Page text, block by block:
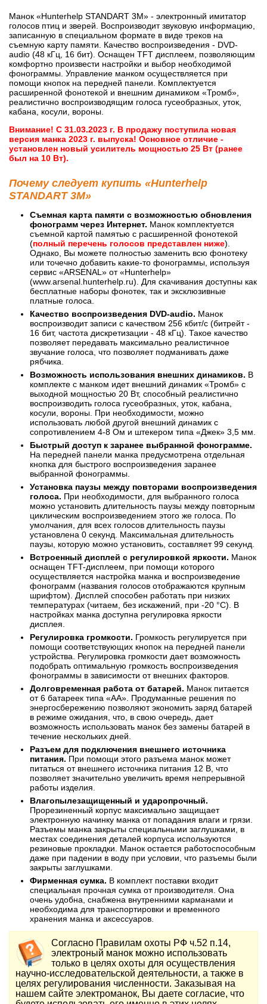
Манок «Hunterhelp STANDART 3M» - электронный имитатор
голосов птиц и зверей. Воспроизводит звуковую информацию,
записанную в специальном формате в виде треков на
съемную карту памяти. Качество воспроизведения - DVD-
audio (48 кГц, 16 бит). Оснащен TFT дисплеем, позволяющим
комфортно произвести настройки и выбор необходимой
фонограммы. Управление манком осуществляется при
помощи кнопок на передней панели. Комплектуется
расширенной фонотекой и внешним динамиком «Тромб»,
реалистично воспроизводящим голоса гусеобразных, уток,
кабана, косули, вороны.
Внимание! С 31.03.2023 г. В продажу поступила новая
версия манка 2023 г. выпуска! Основное отличие -
установлен новый усилитель мощностью 25 Вт (ранее
был на 10 Вт).
Почему следует купить «Hunterhelp
STANDART 3M»
Съемная карта памяти с возможностью обновления
фонограмм через Интернет. Манок комплектуется
съемной картой памятью с расширенной фонотекой
(полный перечень голосов представлен ниже).
Однако, Вы можете полностью заменить всю фонотеку
или точечно добавить какие-то фонограммы, используя
сервис «АRSENAL» от «Hunterhelp»
(www.arsenal.hunterhelp.ru). Для скачивания доступны как
бесплатные наборы фонотек, так и эксклюзивные
платные голоса.
Качество воспроизведения DVD-audio. Манок
воспроизводит записи с качеством 256 кбит/с (битрейт -
16 бит, частота дискретизации - 48 кГц). Такое качество
позволяет передавать максимально реалистичное
звучание голоса, что позволяет подманивать даже
рябчика.
Возможность использования внешних динамиков. В
комплекте с манком идет внешний динамик «Тромб» с
выходной мощностью 20 Вт, способный реалистично
воспроизводить голоса гусеобразных, уток, кабана,
косули, вороны. При необходимости, можно
использовать любой другой внешний динамик с
сопротивлением 4-8 Ом и штекером типа «Джек» 3,5 мм.
Быстрый доступ к заранее выбранной фонограмме.
На передней панели манка предусмотрена отдельная
кнопка для быстрого воспроизведения заранее
выбранной фонограммы.
Установка паузы между повторами воспроизведения
голоса. При необходимости, для выбранного голоса
можно установить длительность паузы между повторным
циклическим воспроизведением этого же голоса. По
умолчания, для всех голосов длительность паузы
установлена 0 секунд. Максимальная длительность
паузы, которую можно установить, составляет 99 секунд.
Встроенный дисплей с регулировкой яркости. Манок
оснащен TFT-дисплеем, при помощи которого
осуществляется настройка манка и воспроизведение
фонограмм (названия голосов отображаются крупным
шрифтом). Дисплей способен работать при низких
температурах (читаем, без искажений, при -20 °С). В
настройках манка доступна регулировка яркости
дисплея.
Регулировка громкости. Громкость регулируется при
помощи соответствующих кнопок на передней панели
устройства. Регулировка громкости дает возможность
подобрать оптимальную громкость воспроизведения
фонограммы в зависимости от внешних факторов.
Долговременная работа от батарей. Манок питается
от 6 батареек типа «АА». Продуманные решения по
энергосбережению позволяют экономить заряд батарей
в режиме ожидания, что, в свою очередь, дает
возможность использовать манок без замены батарей в
течение нескольких дней.
Разъем для подключения внешнего источника
питания. При помощи этого разъема манок может
питаться от внешнего источника питания 12 В, что
позволяет значительно увеличить время непрерывной
работы изделия.
Влагопылезащищенный и ударопрочный.
Прорезиненный корпус максимально защищает
электронную начинку манка от попадания влаги и грязи.
Разъемы манка закрыты специальными заглушками, в
местах соединения деталей корпуса используются
резиновые прокладки. Манок остается работоспособным
даже при падении в воду при условии, что разъемы были
закрыты заглушками.
Фирменная сумка. В комплект поставки входит
специальная прочная сумка от производителя. Она
очень удобна, снабжена внутренними карманами и
необходима для транспортировки и временного
хранения манка и аксессуаров.
Согласно Правилам охоты РФ ч.52 п.14,
электроный манок можно использовать
только в целях охоты для осуществления
научно-исследовательской деятельности, а также в
целях регулирования численности. Заказывая на
нашем сайте электроманок, Вы даете согласие, что